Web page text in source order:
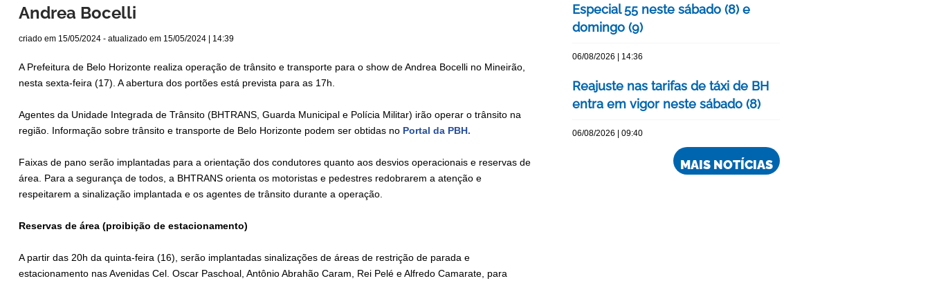
Andrea Bocelli
criado em 15/05/2024 - atualizado em 15/05/2024 | 14:39
A Prefeitura de Belo Horizonte realiza operação de trânsito e transporte para o show de Andrea Bocelli no Mineirão,
nesta sexta-feira (17). A abertura dos portões está prevista para as 17h.
Agentes da Unidade Integrada de Trânsito (BHTRANS, Guarda Municipal e Polícia Militar) irão operar o trânsito na
região. Informação sobre trânsito e transporte de Belo Horizonte podem ser obtidas no Portal da PBH.
Faixas de pano serão implantadas para a orientação dos condutores quanto aos desvios operacionais e reservas de
área. Para a segurança de todos, a BHTRANS orienta os motoristas e pedestres redobrarem a atenção e
respeitarem a sinalização implantada e os agentes de trânsito durante a operação.
Reservas de área (proibição de estacionamento)
A partir das 20h da quinta-feira (16), serão implantadas sinalizações de áreas de restrição de parada e
estacionamento nas Avenidas Cel. Oscar Paschoal, Antônio Abrahão Caram, Rei Pelé e Alfredo Camarate, para
Especial 55 neste sábado (8) e
domingo (9)
06/08/2026 | 14:36
Reajuste nas tarifas de táxi de BH
entra em vigor neste sábado (8)
06/08/2026 | 09:40
MAIS NOTÍCIAS